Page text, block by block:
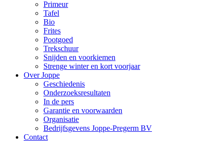
Primeur
Tafel
Bio
Frites
Pootgoed
Trekschuur
Snijden en voorkiemen
Strenge winter en kort voorjaar
Over Joppe
Geschiedenis
Onderzoeksresultaten
In de pers
Garantie en voorwaarden
Organisatie
Bedrijfsgevens Joppe-Pregerm BV
Contact